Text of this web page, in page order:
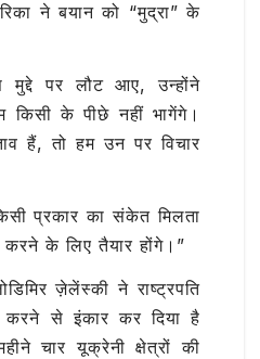
ने बयान को “मुद्रा” के
मुद्दे पर लौट आए, उन्होंने
किसी के पीछे नहीं भागेंगे।
हैं, तो हम उन पर विचार
प्रकार का संकेत मिलता
के लिए तैयार होंगे।”
ज़ेलेंस्की ने राष्ट्रपति
करने से इंकार कर दिया है
चार यूक्रेनी क्षेत्रों की